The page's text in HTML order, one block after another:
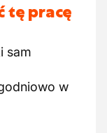
tę pracę
sam
w